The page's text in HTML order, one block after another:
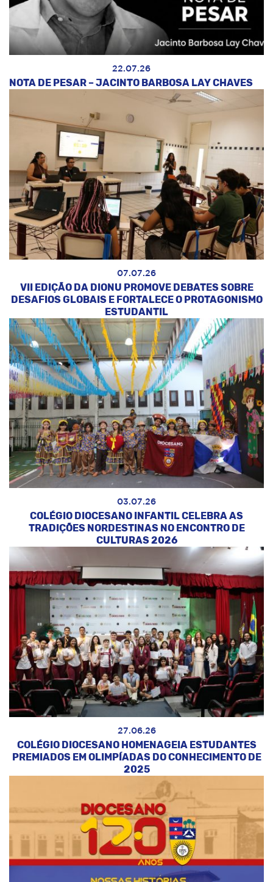
22.07.26
NOTA DE PESAR – JACINTO BARBOSA LAY CHAVES
07.07.26
VII EDIÇÃO DA DIONU PROMOVE DEBATES SOBRE
DESAFIOS GLOBAIS E FORTALECE O PROTAGONISMO
ESTUDANTIL
03.07.26
COLÉGIO DIOCESANO INFANTIL CELEBRA AS
TRADIÇÕES NORDESTINAS NO ENCONTRO DE
CULTURAS 2026
27.06.26
COLÉGIO DIOCESANO HOMENAGEIA ESTUDANTES
PREMIADOS EM OLIMPÍADAS DO CONHECIMENTO DE
2025